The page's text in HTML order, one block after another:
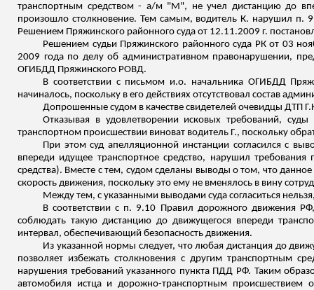
транспортным средством - а/м "М", не учел дистанцию до
произошло столкновение. Тем самым, водитель К. нарушил п.
Решением Пряжинского районного суда от 12.11.2009 г.
Решением судьи Пряжинского районного суда РК от 03
2009 года по делу об административном правонарушении,
ОГИБДД Пряжинского РОВД.
В соответствии с письмом и.о. начальника ОГИБДД
начиналось, поскольку в его действиях отсутствовал состав
Допрошенные судом в качестве свидетелей очевидцы ДТП
Отказывая в удовлетворении исковых требований,
транспортном происшествии виноват водитель Г., поскольку
При этом суд апелляционной инстанции согласился с
впереди идущее транспортное средство, нарушил
средства). Вместе с тем, судом сделаны выводы о том, что
скорость движения, поскольку это ему не вменялось в вину
Между тем, с указанными выводами суда согласиться
В соответствии с п. 9.10 Правил дорожного движения
соблюдать такую дистанцию до движущегося впереди
интервал, обеспечивающий безопасность движения.
Из указанной нормы следует, что любая дистанция до
позволяет избежать столкновения с другим транспортным
нарушения требований указанного пункта ПДД РФ. Таким
автомобиля истца и дорожно-транспортным происшествием